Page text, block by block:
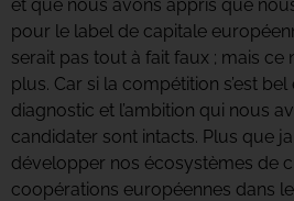
et que nous avons appris que
pour le label de capitale
serait pas tout à fait faux ; mais ce
plus. Car si la compétition s’est
diagnostic et l’ambition qui nous
candidater sont intacts. Plus que
développer nos écosystèmes de
coopérations européennes dans